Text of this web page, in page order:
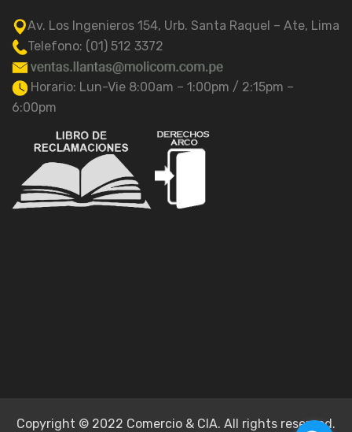
Av. Los Ingenieros 154, Urb. Santa Raquel – Ate, Lima
Telefono: (01) 512 3372
Horario: Lun-Vie 8:00am – 1:00pm / 2:15pm –
6:00pm
Copyright © 2022 Comercio & CIA. All rights reserved.